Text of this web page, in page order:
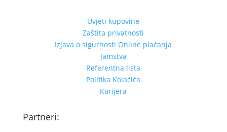
Uvjeti kupovine
Zaštita privatnosti
Izjava o sigurnosti Online plaćanja
Jamstva
Referentna lista
Politika Kolačića
Karijera
Partneri: